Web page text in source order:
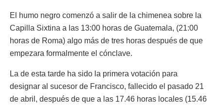
El humo negro comenzó a salir de la chimenea sobre la
Capilla Sixtina a las 13:00 horas de Guatemala, (21:00
horas de Roma) algo más de tres horas después de que
empezara formalmente el cónclave.
La de esta tarde ha sido la primera votación para
designar al sucesor de Francisco, fallecido el pasado 21
de abril, después de que a las 17.46 horas locales (15.46